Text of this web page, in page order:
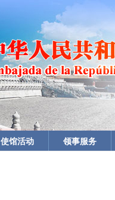
使馆活动 领事服务